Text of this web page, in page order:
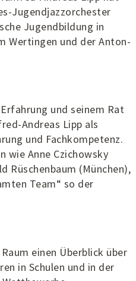
Jugendjazzorchester
Jugendbildung in
Wertingen und der Anton-
und seinem Rat
Andreas Lipp als
und Fachkompetenz.
wie Anne Czichowsky
Rüschenbaum (München),
Team“ so der
einen Überblick über
in Schulen und in der